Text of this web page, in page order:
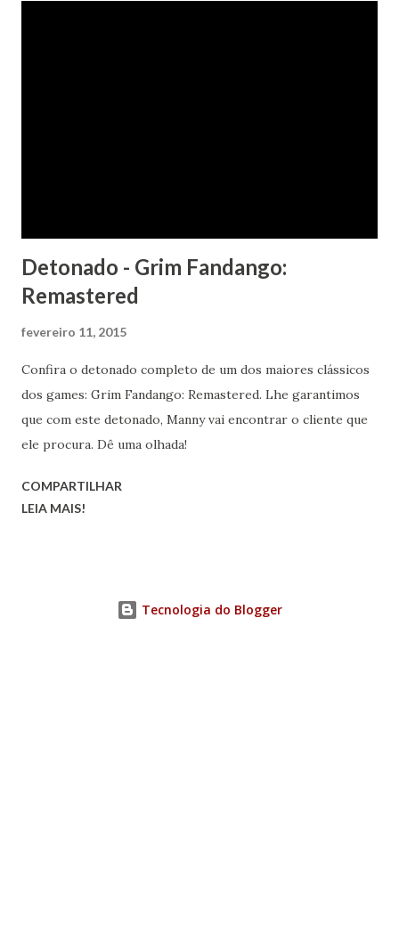
Detonado - Grim Fandango:
Remastered
fevereiro 11, 2015
Confira o detonado completo de um dos maiores clássicos
dos games: Grim Fandango: Remastered. Lhe garantimos
que com este detonado, Manny vai encontrar o cliente que
ele procura. Dê uma olhada!
COMPARTILHAR
LEIA MAIS!
Tecnologia do Blogger